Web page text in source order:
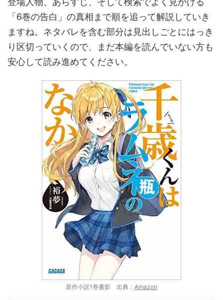
「6巻の告白」の真相まで順を追って解説していき
ますね。ネタバレを含む部分は見出しごとにはっき
り区切っていくので、まだ本編を読んでいない方も
安心して読み進めてください。
原作小説1巻書影 出典： Amazon